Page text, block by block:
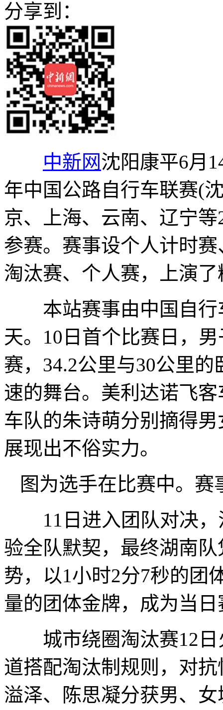
分享到：
中新网沈阳康平6月
年中国公路自行车联赛(
京、上海、云南、辽宁
参赛。赛事设个人计时
淘汰赛、个人赛，上演
本站赛事由中国自行
天。10日首个比赛日，
赛，34.2公里与30公里
速的舞台。美利达诺飞
车队的朱诗萌分别摘得
展现出不俗实力。
图为选手在比赛中。赛
11日进入团队对决，
验全队默契，最终湖南
势，以1小时2分7秒的团
量的团体金牌，成为当
城市绕圈淘汰赛12日
道搭配淘汰制规则，对
溢泽、陈思凝分获男、